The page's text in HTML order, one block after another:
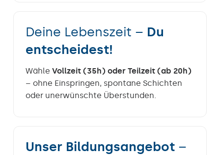
Deine Lebenszeit – Du
entscheidest!
Wähle Vollzeit (35h) oder Teilzeit (ab 20h)
– ohne Einspringen, spontane Schichten
oder unerwünschte Überstunden.
Unser Bildungsangebot –